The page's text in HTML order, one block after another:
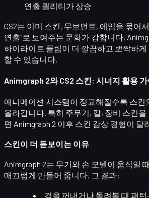
연출 퀄리티가 상승
CS2는 이미 스킨, 무브먼트, 에임을 묶어
연출"로 보여주는 문화가 강합니다.
하이라이트 클립이 더 깔끔하고 뽀짝하
할 수 있습니다.
Animgraph 2와 CS2 스킨: 시너지 활용
애니메이션 시스템이 정교해질수록 스킨
올라갑니다. 특히 주무기, 칼, 장비 스킨
면 Animgraph 2 이후 스킨 감상 경험이 달
스킨이 더 돋보이는 이유
Animgraph 2는 무기와 손 모델이 움직일
매끄럽게 만들어 줍니다. 그 결과:
검을 꺼내거나 돌려볼 때 패턴